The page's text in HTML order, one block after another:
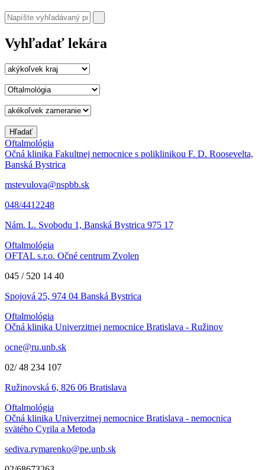
Vyhľadať lekára
Oftalmológia
Očná klinika Fakultnej nemocnice s poliklinikou F. D. Roosevelta,
Banská Bystrica
mstevulova@nspbb.sk
048/4412248
Nám. L. Svobodu 1, Banská Bystrica 975 17
Oftalmológia
OFTAL s.r.o. Očné centrum Zvolen
045 / 520 14 40
Spojová 25, 974 04 Banská Bystrica
Oftalmológia
Očná klinika Univerzitnej nemocnice Bratislava - Ružinov
ocne@ru.unb.sk
02/ 48 234 107
Ružinovská 6, 826 06 Bratislava
Oftalmológia
Očná klinika Univerzitnej nemocnice Bratislava - nemocnica
svätého Cyrila a Metoda
sediva.rymarenko@pe.unb.sk